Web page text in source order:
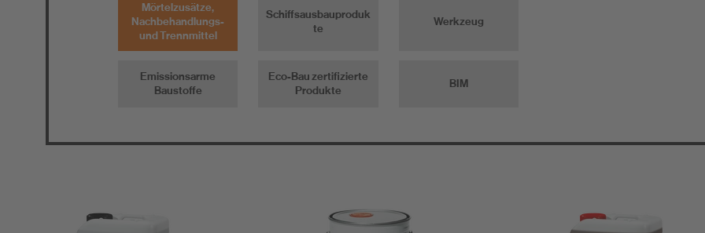
Mörtelzusätze,
Nachbehandlungs-
und Trennmittel
Schiffsausbauproduk
te
Werkzeug
Emissionsarme
Baustoffe
Eco-Bau zertifizierte
Produkte
BIM